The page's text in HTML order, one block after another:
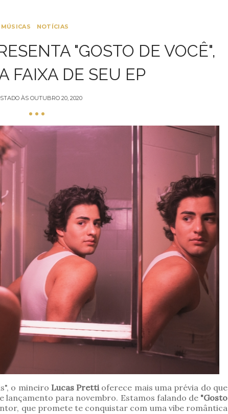
MÚSICAS NOTÍCIAS
"GOSTO DE VOCÊ",
FAIXA DE SEU EP
ÀS OUTUBRO 20, 2020
o mineiro Lucas Prettioferece mais uma prévia do que
lançamento para novembro. Estamos falando de "Gosto
que promete te conquistar com uma vibe romântica